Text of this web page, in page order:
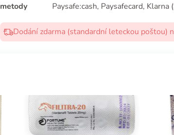
metody
Paysafe:cash, Paysafecard, Klarna
Dodání zdarma (standardní leteckou poštou)